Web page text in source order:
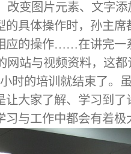
改变图片元素、文字
的具体操作时，孙主
应的操作……在讲完一
网站与视频资料，这
时的培训就结束了。
让大家了解、学习到了
习与工作中都会有着极